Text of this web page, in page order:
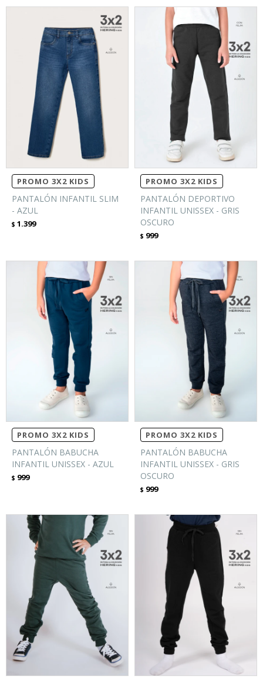
PROMO 3X2 KIDS
PANTALÓN INFANTIL SLIM
- AZUL
$ 1.399
PROMO 3X2 KIDS
PANTALÓN DEPORTIVO
INFANTIL UNISSEX - GRIS
OSCURO
$ 999
PROMO 3X2 KIDS
PANTALÓN BABUCHA
INFANTIL UNISSEX - AZUL
$ 999
PROMO 3X2 KIDS
PANTALÓN BABUCHA
INFANTIL UNISSEX - GRIS
OSCURO
$ 999